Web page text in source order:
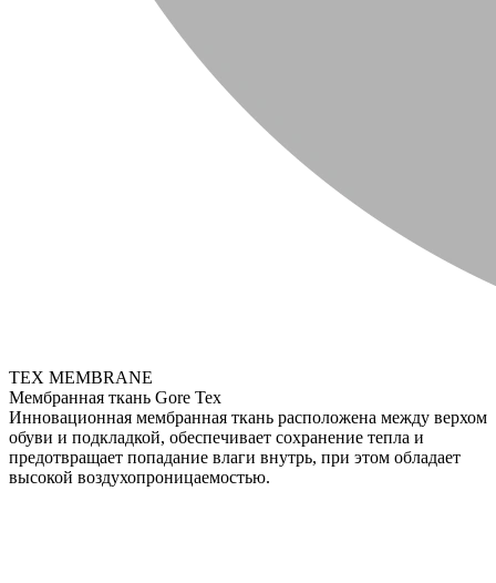
TEX MEMBRANE
Мембранная ткань Gore Tex
Инновационная мембранная ткань расположена между верхом
обуви и подкладкой, обеспечивает сохранение тепла и
предотвращает попадание влаги внутрь, при этом обладает
высокой воздухопроницаемостью.